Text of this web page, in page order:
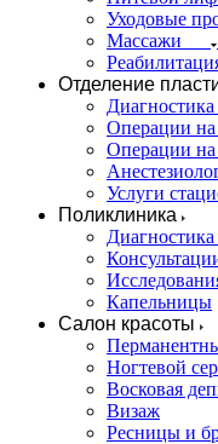
Уходовые
Массажи
Отделение
Диагностика
Операции
Операции на
Услуги
Поликлиника
Капельницы
Салон красоты
Ногтевой
Восковая
Визаж
Ресницы и